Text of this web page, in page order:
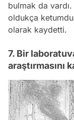
bulmak da
oldukça ketumdu
olarak kaydetti.
7. Bir
araştırmasını